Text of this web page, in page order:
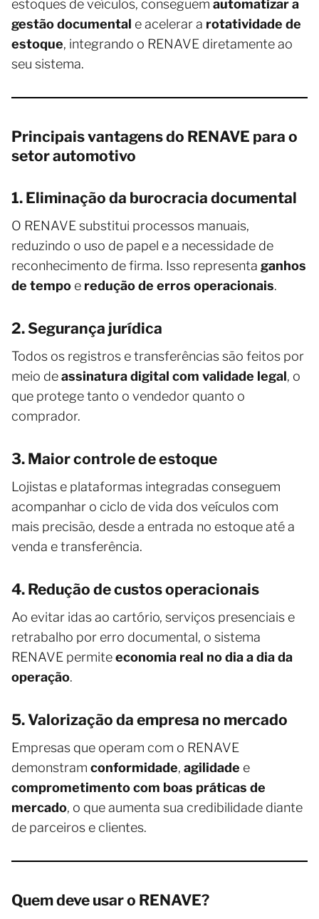
estoques de veículos, conseguem automatizar a
gestão documental e acelerar a rotatividade de
estoque, integrando o RENAVE diretamente ao
seu sistema.
Principais vantagens do RENAVE para o
setor automotivo
1. Eliminação da burocracia documental
O RENAVE substitui processos manuais,
reduzindo o uso de papel e a necessidade de
reconhecimento de firma. Isso representa ganhos
de tempo e redução de erros operacionais.
2. Segurança jurídica
Todos os registros e transferências são feitos por
meio deassinatura digital com validade legal, o
que protege tanto o vendedor quanto o
comprador.
3. Maior controle de estoque
Lojistas e plataformas integradas conseguem
acompanhar o ciclo de vida dos veículos com
mais precisão, desde a entrada no estoque até a
venda e transferência.
4. Redução de custos operacionais
Ao evitar idas ao cartório, serviços presenciais e
retrabalho por erro documental, o sistema
RENAVE permiteeconomia real no dia a dia da
operação.
5. Valorização da empresa no mercado
Empresas que operam com o RENAVE
demonstram conformidade, agilidade e
comprometimento com boas práticas de
mercado, o que aumenta sua credibilidade diante
de parceiros e clientes.
Quem deve usar o RENAVE?